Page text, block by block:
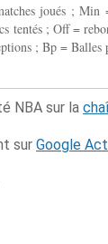
joués ;
tentés ; Off =
; Bp =
NBA sur la
sur Google